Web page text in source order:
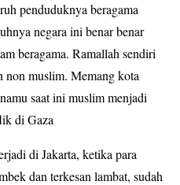
penduduknya beragama
negara ini benar benar
beragama. Ramallah sendiri
non muslim. Memang kota
saat ini muslim menjadi
di Gaza
di Jakarta, ketika para
dan terkesan lambat, sudah